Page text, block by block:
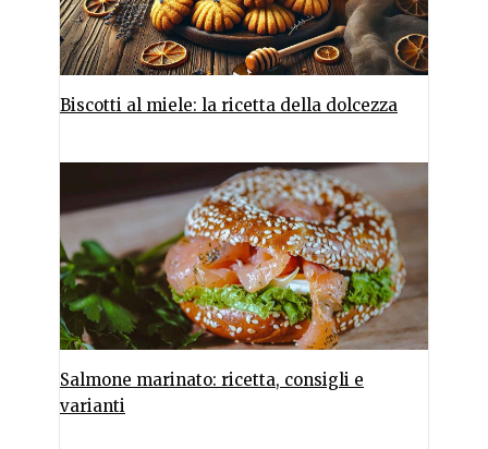
Biscotti al miele: la ricetta della dolcezza
Salmone marinato: ricetta, consigli e
varianti